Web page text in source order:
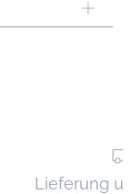
Lieferung